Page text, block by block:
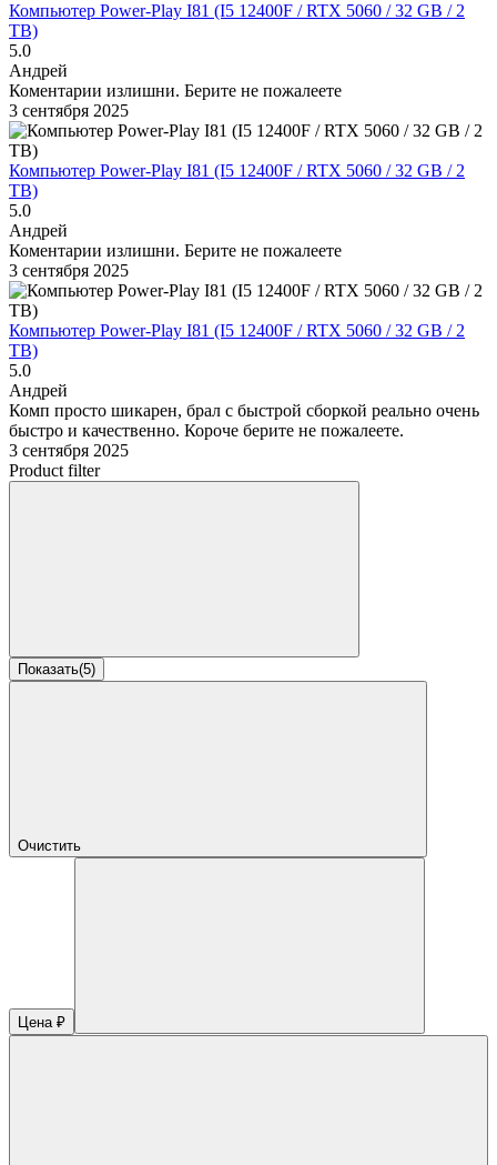
Компьютер Power-Play I81 (I5 12400F / RTX 5060 / 32 GB / 2
TB)
5.0
Андрей
Коментарии излишни. Берите не пожалеете
3 сентября 2025
Компьютер Power-Play I81 (I5 12400F / RTX 5060 / 32 GB / 2
TB)
5.0
Андрей
Коментарии излишни. Берите не пожалеете
3 сентября 2025
Компьютер Power-Play I81 (I5 12400F / RTX 5060 / 32 GB / 2
TB)
5.0
Андрей
Комп просто шикарен, брал с быстрой сборкой реально очень
быстро и качественно. Короче берите не пожалеете.
3 сентября 2025
Product filter
Показать(5)
Очистить
Цена ₽